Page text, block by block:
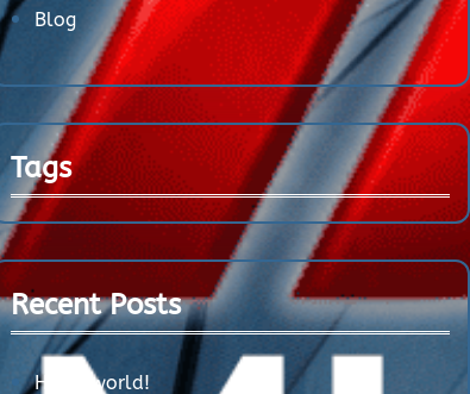
Blog
Tags
Recent Posts
Hello world!